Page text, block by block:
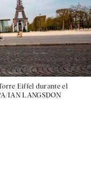
Eiffel durante el
IAN LANGSDON